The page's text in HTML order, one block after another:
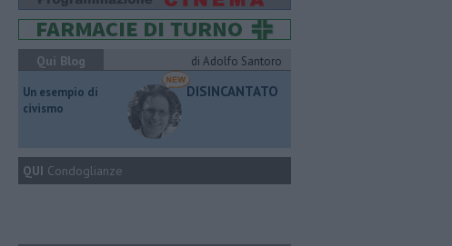
Qui Blog
di Adolfo Santoro
​Un esempio di
civismo
DISINCANTATO
QUI Condoglianze